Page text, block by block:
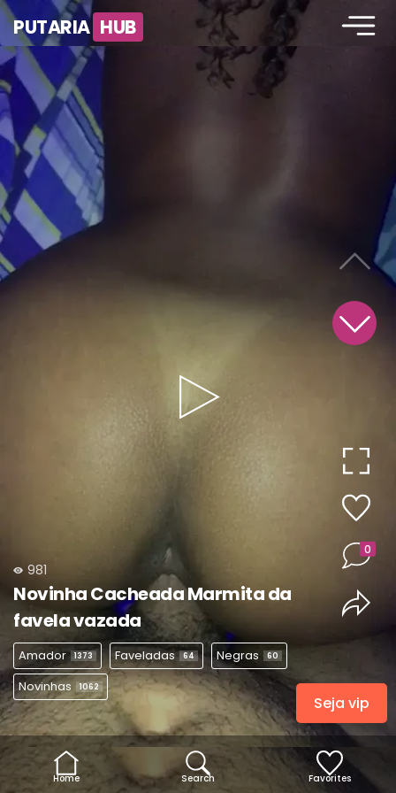
PUTARIA HUB
Play
Video
981
Novinha Cacheada Marmita da
favela vazada
Amador 1373 Faveladas 64 Negras 60
Novinhas 1062
0
Home Search Favorites
Seja vip